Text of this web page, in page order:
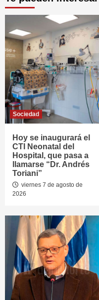
Sociedad
Hoy se inaugurará el
CTI Neonatal del
Hospital, que pasa a
llamarse “Dr. Andrés
Toriani”
viernes 7 de agosto de
2026